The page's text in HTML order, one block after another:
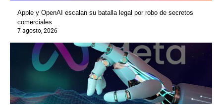
Apple y OpenAI escalan su batalla legal por robo de secretos
comerciales
7 agosto, 2026